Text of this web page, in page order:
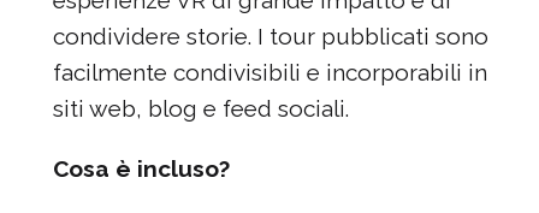
condividere storie. I tour pubblicati sono
facilmente condivisibili e incorporabili in
siti web, blog e feed sociali.
Cosa è incluso?